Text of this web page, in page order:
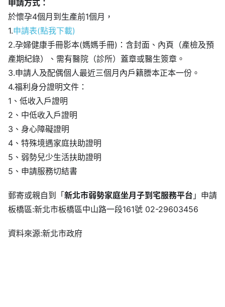
申請方式：
於懷孕4個月到生產前1個月，
1.申請表(點我下載)
2.孕婦健康手冊影本(媽媽手冊)：含封面、內頁（產檢及預
產期紀錄）、需有醫院（診所）蓋章或醫生簽章。
3.申請人及配偶個人最近三個月內戶籍謄本正本一份。
4.福利身分證明文件：
1、低收入戶證明
2、中低收入戶證明
3、身心障礙證明
4、特殊境遇家庭扶助證明
5、弱勢兒少生活扶助證明
5、申請服務切結書
郵寄或親自到「新北市弱勢家庭坐月子到宅服務平台 」申請
板橋區:新北市板橋區中山路一段161號 02-29603456
資料來源:新北市政府